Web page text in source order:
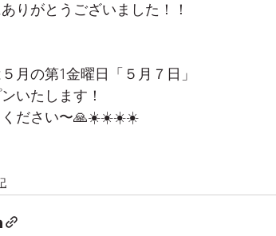
りがとうございました！！
月の第1金曜日「５月７日」
いたします！
ください〜🙏☀️☀️☀️☀️